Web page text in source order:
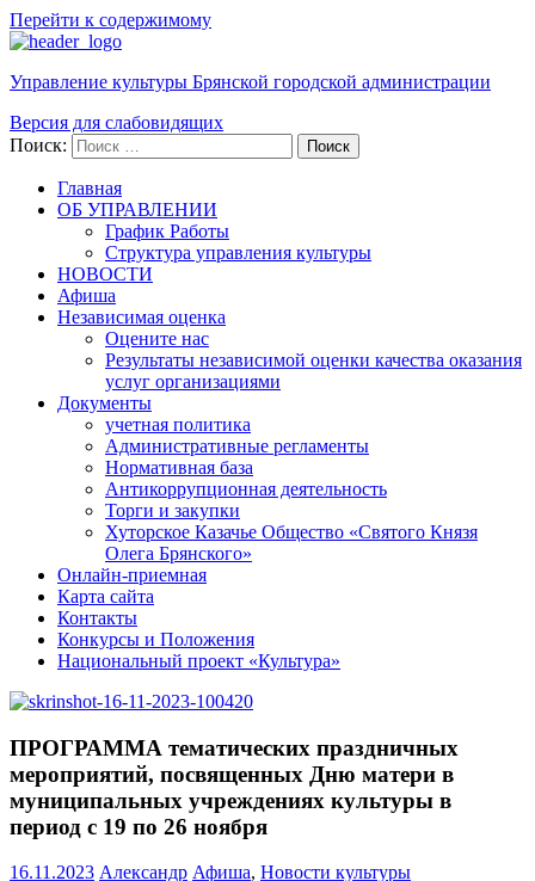
Перейти к содержимому
Управление культуры Брянской городской администрации
Версия для слабовидящих
Поиск:
Поиск
Главная
ОБ УПРАВЛЕНИИ
График Работы
Структура управления культуры
НОВОСТИ
Афиша
Независимая оценка
Оцените нас
Результаты независимой оценки качества оказания
услуг организациями
Документы
учетная политика
Административные регламенты
Нормативная база
Антикоррупционная деятельность
Торги и закупки
Хуторское Казачье Общество «Святого Князя
Олега Брянского»
Онлайн-приемная
Карта сайта
Контакты
Конкурсы и Положения
Национальный проект «Культура»
ПРОГРАММА тематических праздничных
мероприятий, посвященных Дню матери в
муниципальных учреждениях культуры в
период с 19 по 26 ноября
16.11.2023 Александр Афиша, Новости культуры